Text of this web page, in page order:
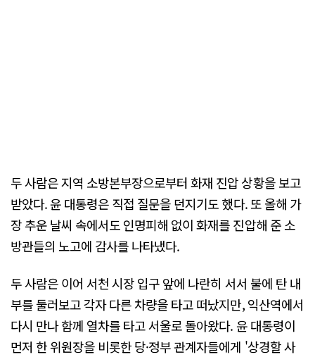
두 사람은 지역 소방본부장으로부터 화재 진압 상황을 보고
받았다. 윤 대통령은 직접 질문을 던지기도 했다. 또 올해 가
장 추운 날씨 속에서도 인명피해 없이 화재를 진압해 준 소
방관들의 노고에 감사를 나타냈다.
두 사람은 이어 서천 시장 입구 앞에 나란히 서서 불에 탄 내
부를 둘러보고 각자 다른 차량을 타고 떠났지만, 익산역에서
다시 만나 함께 열차를 타고 서울로 돌아왔다. 윤 대통령이
먼저 한 위원장을 비롯한 당·정부 관계자들에게 '상경할 사